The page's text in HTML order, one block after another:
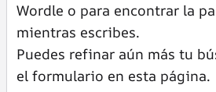
Wordle o para encontrar la
mientras escribes.
Puedes refinar aún más tu
el formulario en esta página.